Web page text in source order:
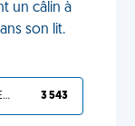
un câlin à
son lit.
TU L'AS BIEN MÉRITÉ 3 543